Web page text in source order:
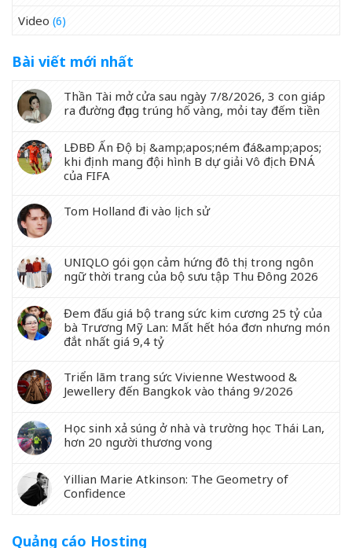
Video (6)
Bài viết mới nhất
Thần Tài mở cửa sau ngày 7/8/2026, 3 con giáp
ra đường đụng trúng hố vàng, mỏi tay đếm tiền
LĐBĐ Ấn Độ bị &amp;apos;ném đá&amp;apos;
khi định mang đội hình B dự giải Vô địch ĐNÁ
của FIFA
Tom Holland đi vào lịch sử
UNIQLO gói gọn cảm hứng đô thị trong ngôn
ngữ thời trang của bộ sưu tập Thu Đông 2026
Đem đấu giá bộ trang sức kim cương 25 tỷ của
bà Trương Mỹ Lan: Mất hết hóa đơn nhưng món
đắt nhất giá 9,4 tỷ
Triển lãm trang sức Vivienne Westwood &
Jewellery đến Bangkok vào tháng 9/2026
Học sinh xả súng ở nhà và trường học Thái Lan,
hơn 20 người thương vong
Yillian Marie Atkinson: The Geometry of
Confidence
Quảng cáo Hosting